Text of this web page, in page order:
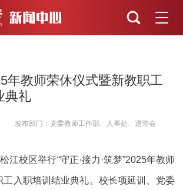
年教师荣休仪式暨新教职工
典礼
发布部门：党委教师工作部、人事处、退管会
江校区举行“守正·接力·筑梦”2025年教师
工入职培训结业典礼。校长项延训、党委